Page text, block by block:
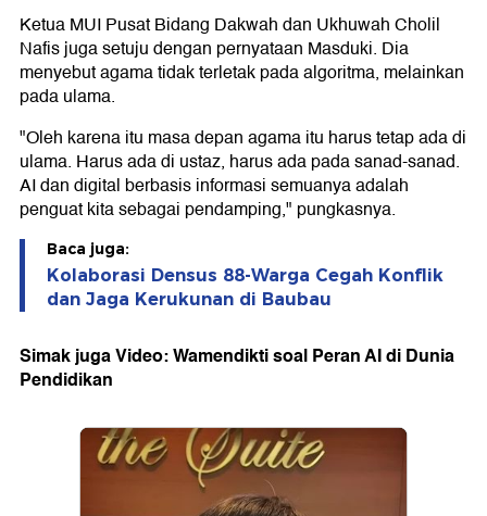
Ketua MUI Pusat Bidang Dakwah dan Ukhuwah Cholil
Nafis juga setuju dengan pernyataan Masduki. Dia
menyebut agama tidak terletak pada algoritma, melainkan
pada ulama.
"Oleh karena itu masa depan agama itu harus tetap ada di
ulama. Harus ada di ustaz, harus ada pada sanad-sanad.
AI dan digital berbasis informasi semuanya adalah
penguat kita sebagai pendamping," pungkasnya.
Baca juga:
Kolaborasi Densus 88-Warga Cegah Konflik
dan Jaga Kerukunan di Baubau
Simak juga Video: Wamendikti soal Peran AI di Dunia
Pendidikan